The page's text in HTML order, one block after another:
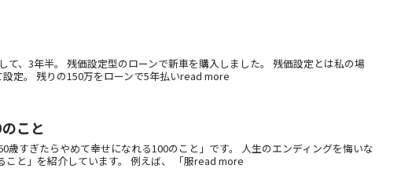
、3年半。 残価設定型のローンで新車を購入しました。 残価設定とは私の場
定。 残りの150万をローンで5年払いread more
こと
すぎたらやめて幸せになれる100のこと」です。 人生のエンディングを悔いな
と」を紹介しています。 例えば、 「服read more